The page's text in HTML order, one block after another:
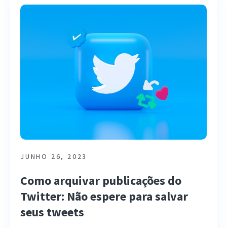
JUNHO 26, 2023
Como arquivar publicações do
Twitter: Não espere para salvar
seus tweets